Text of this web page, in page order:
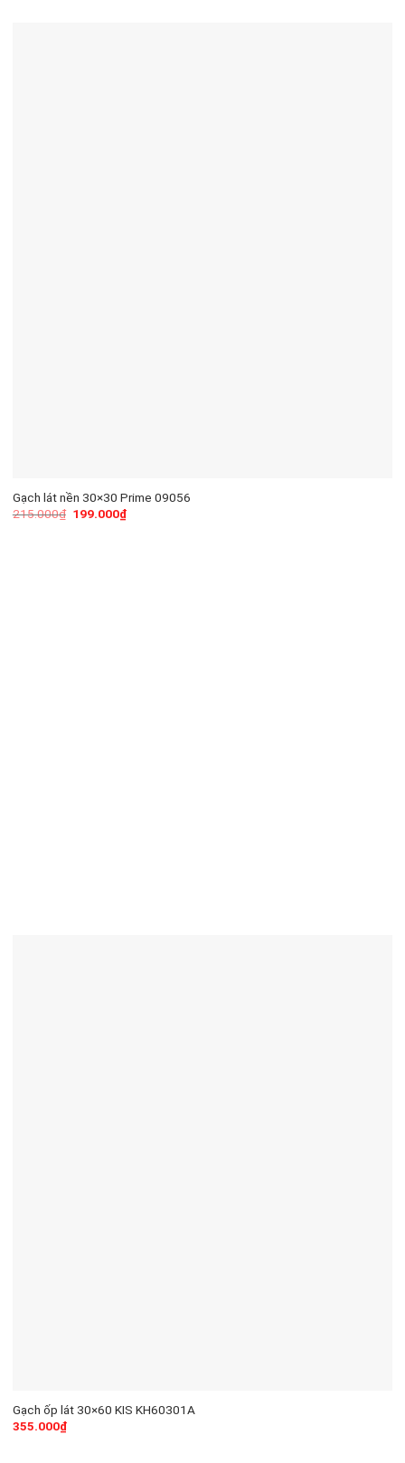
Gạch lát nền 30×30 Prime 09056
215.000₫ 199.000₫
Gạch ốp lát 30×60 KIS KH60301A
355.000₫